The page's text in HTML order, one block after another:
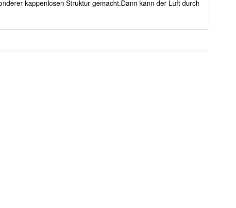
kappenlosen Struktur gemacht.Dann kann der Luft durch